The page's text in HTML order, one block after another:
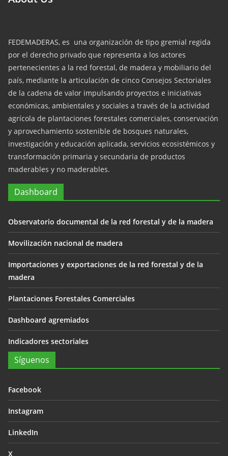
FEDEMADERAS, es una organización de tipo gremial regida
por el derecho privado que representa a los actores
pertenecientes a la red forestal, de madera y mobiliario del
país, mediante la articulación de cinco Consejos Sectoriales
de la cadena de valor impulsando proyectos e iniciativas
económicas, ambientales y sociales a través de la actividad
agrícola de plantaciones forestales comerciales, conservación
y aprovechamiento sostenible de bosques naturales,
investigación y educación aplicada, servicios ecosistémicos y
transformación primaria y secundaria de productos
maderables y no maderables.
Dashboard
Observatorio documental de la red forestal y de la madera
Movilización nacional de madera
Importaciones y exportaciones de la red forestal y de la
madera
Plantaciones Forestales Comerciales
Dashboard agremiados
Indicadores sectoriales
Síguenos
Facebook
Instagram
LinkedIn
X